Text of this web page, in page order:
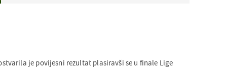
je povijesni rezultat plasiravši se u finale Lige